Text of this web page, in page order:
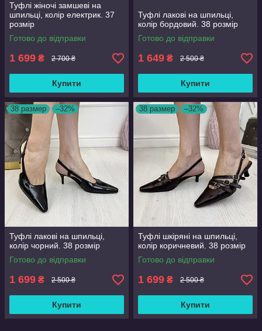
Туфлі жіночі замшеві на
шпильці, колір електрик. 37
розмір
Готово до відправки
1 699 ₴ 2 700 ₴
Купити
Туфлі лакові на шпильці,
колір бордовий. 38 розмір
Готово до відправки
1 649 ₴ 2 500 ₴
Купити
38 размер –32%
Туфлі лакові на шпильці,
колір чорний. 38 розмір
Готово до відправки
1 699 ₴ 2 500 ₴
Купити
38 размер –32%
Туфлі шкіряні на шпильці,
колір коричневий. 38 розмір
Готово до відправки
1 699 ₴ 2 500 ₴
Купити